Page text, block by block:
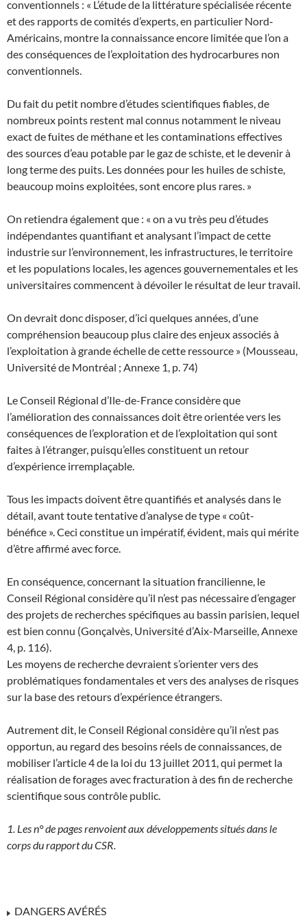
conventionnels : « L’étude de la littérature spécialisée récente
et des rapports de comités d’experts, en particulier Nord‐
Américains, montre la connaissance encore limitée que l’on a
des conséquences de l’exploitation des hydrocarbures non
conventionnels.
Du fait du petit nombre d’études scientifiques fiables, de
nombreux points restent mal connus notamment le niveau
exact de fuites de méthane et les contaminations effectives
des sources d’eau potable par le gaz de schiste, et le devenir à
long terme des puits. Les données pour les huiles de schiste,
beaucoup moins exploitées, sont encore plus rares. »
On retiendra également que : « on a vu très peu d’études
indépendantes quantifiant et analysant l’impact de cette
industrie sur l’environnement, les infrastructures, le territoire
et les populations locales, les agences gouvernementales et les
universitaires commencent à dévoiler le résultat de leur travail.
On devrait donc disposer, d’ici quelques années, d’une
compréhension beaucoup plus claire des enjeux associés à
l’exploitation à grande échelle de cette ressource » (Mousseau,
Université de Montréal ; Annexe 1, p. 74)
Le Conseil Régional d’Ile-de-France considère que
l’amélioration des connaissances doit être orientée vers les
conséquences de l’exploration et de l’exploitation qui sont
faites à l’étranger, puisqu’elles constituent un retour
d’expérience irremplaçable.
Tous les impacts doivent être quantifiés et analysés dans le
détail, avant toute tentative d’analyse de type « coût-
bénéfice ». Ceci constitue un impératif, évident, mais qui mérite
d’être affirmé avec force.
En conséquence, concernant la situation francilienne, le
Conseil Régional considère qu’il n’est pas nécessaire d’engager
des projets de recherches spécifiques au bassin parisien, lequel
est bien connu (Gonçalvès, Université d’Aix-Marseille, Annexe
4, p. 116).
Les moyens de recherche devraient s’orienter vers des
problématiques fondamentales et vers des analyses de risques
sur la base des retours d’expérience étrangers.
Autrement dit, le Conseil Régional considère qu’il n’est pas
opportun, au regard des besoins réels de connaissances, de
mobiliser l’article 4 de la loi du 13 juillet 2011, qui permet la
réalisation de forages avec fracturation à des fin de recherche
scientifique sous contrôle public.
1. Les n° de pages renvoient aux développements situés dans le
corps du rapport du CSR.
DANGERS AVÉRÉS